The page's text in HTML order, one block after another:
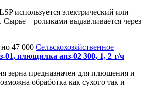
используется электрический или
Сырье – роликами выдавливается через
47 000 Сельскохозяйственное
плющилка апз-02 300, 1, 2 т/ч
зерна предназначен для плющения и
обработка как сухого так и